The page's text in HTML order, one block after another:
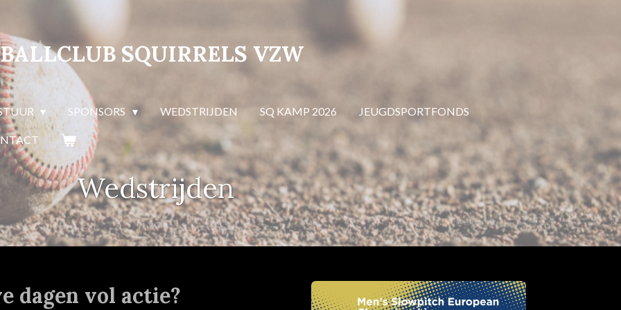
SQUIRRELS VZW
SPONSORS WEDSTRIJDEN SQ KAMP 2026 JEUGDSPORTFONDS
Wedstrijden
dagen vol actie?